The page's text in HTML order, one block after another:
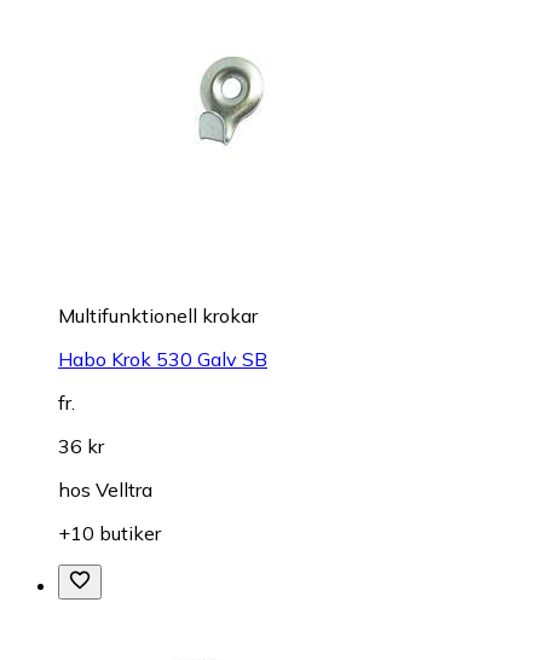
Multifunktionell krokar
Habo Krok 530 Galv SB
fr.
36 kr
hos Velltra
+10 butiker